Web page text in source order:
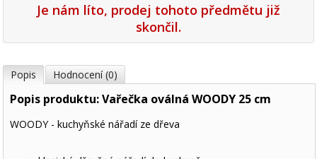
Je nám líto, prodej tohoto předmětu již
skončil.
Popis Hodnocení (0)
Popis produktu: Vařečka oválná WOODY 25 cm
WOODY - kuchyňské nářadí ze dřeva